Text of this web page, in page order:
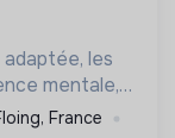
les
mentale,
France